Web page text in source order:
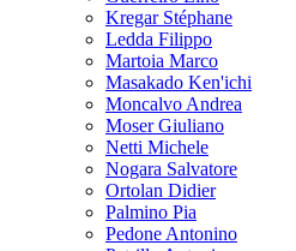
Kregar Stéphane
Ledda Filippo
Martoia Marco
Masakado Ken'ichi
Moncalvo Andrea
Moser Giuliano
Netti Michele
Nogara Salvatore
Ortolan Didier
Palmino Pia
Pedone Antonino